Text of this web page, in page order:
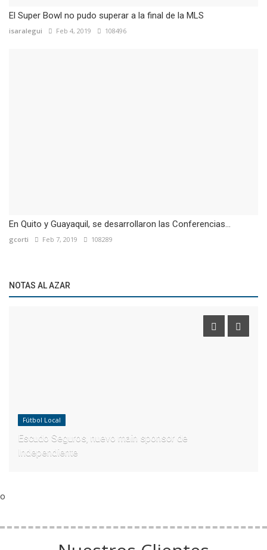
El Super Bowl no pudo superar a la final de la MLS
isaralegui Feb 4, 2019 108496
En Quito y Guayaquil, se desarrollaron las Conferencias...
gcorti Feb 7, 2019 108289
NOTAS AL AZAR
Fútbol Local
Escudo Seguros, nuevo main sponsor de
Independiente
o